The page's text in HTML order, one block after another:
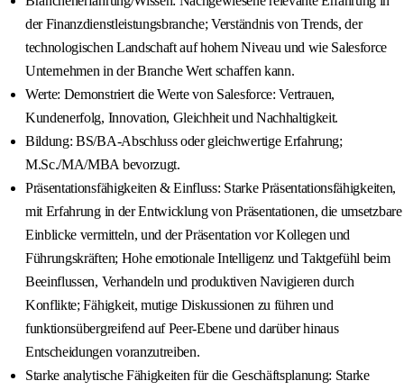
der Finanzdienstleistungsbranche; Verständnis von Trends, der
technologischen Landschaft auf hohem Niveau und wie Salesforce
Unternehmen in der Branche Wert schaffen kann.
Werte: Demonstriert die Werte von Salesforce: Vertrauen,
Kundenerfolg, Innovation, Gleichheit und Nachhaltigkeit.
Bildung: BS/BA-Abschluss oder gleichwertige Erfahrung;
M.Sc./MA/MBA bevorzugt.
Präsentationsfähigkeiten & Einfluss: Starke Präsentationsfähigkeiten,
mit Erfahrung in der Entwicklung von Präsentationen, die umsetzbare
Einblicke vermitteln, und der Präsentation vor Kollegen und
Führungskräften; Hohe emotionale Intelligenz und Taktgefühl beim
Beeinflussen, Verhandeln und produktiven Navigieren durch
Konflikte; Fähigkeit, mutige Diskussionen zu führen und
funktionsübergreifend auf Peer-Ebene und darüber hinaus
Entscheidungen voranzutreiben.
Starke analytische Fähigkeiten für die Geschäftsplanung: Starke